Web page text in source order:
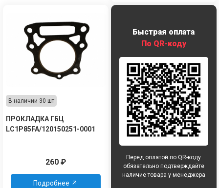
В наличии 30 шт
ПРОКЛАДКА ГБЦ
LC1P85FA/120150251-0001
260₽
Подробнее
Быстрая оплата
По QR-коду
Перед оплатой по QR-коду
обязательно подтверждайте
наличие товара у менеджера